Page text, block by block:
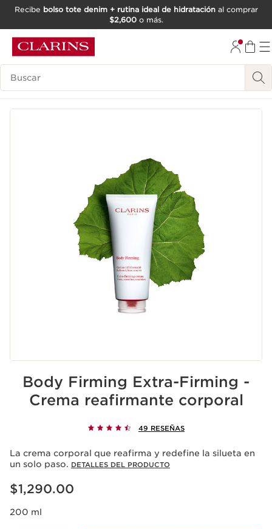
IR AL PIE DE PÁGINA
Recibe bolso tote denim + rutina ideal de hidrataciónal comprar
$2,600o más.
Buscar
Body Firming Extra-Firming -
Crema reafirmante corporal
49 RESEÑAS
La crema corporal que reafirma y redefine la silueta en
un solo paso. DETALLES DEL PRODUCTO
Precio actual $1,290.00
$1,290.00
200 ml